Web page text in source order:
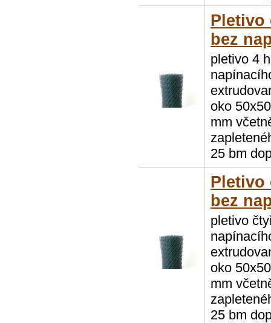
Pletivo
bez
pletivo 4
oko
mm
25 bm
Pletivo
bez
pletivo
oko
mm
25 bm